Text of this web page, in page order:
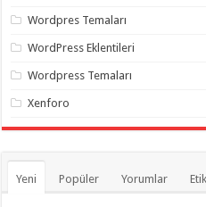
Wordpres Temaları
WordPress Eklentileri
Wordpress Temaları
Xenforo
Yeni Popüler Yorumlar